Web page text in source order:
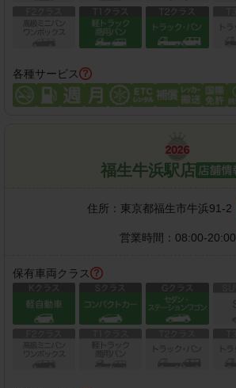
各種サービス
福生牛浜駅店
住所： 東京都福生市牛浜91-2
営業時間： 08:00-20:00
保有車両クラス